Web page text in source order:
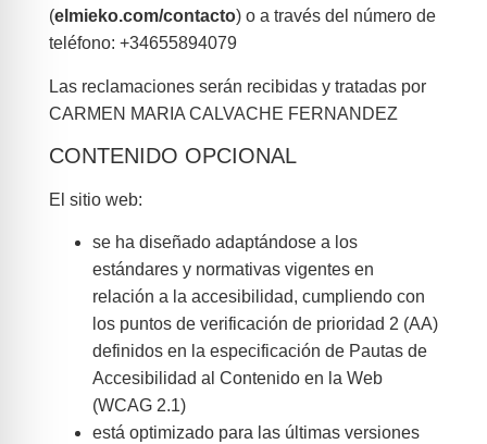
(elmieko.com/contacto) o a través del número de
teléfono: +34655894079
Las reclamaciones serán recibidas y tratadas por
CARMEN MARIA CALVACHE FERNANDEZ
CONTENIDO OPCIONAL
El sitio web:
se ha diseñado adaptándose a los
estándares y normativas vigentes en
relación a la accesibilidad, cumpliendo con
los puntos de verificación de prioridad 2 (AA)
definidos en la especificación de Pautas de
Accesibilidad al Contenido en la Web
(WCAG 2.1)
está optimizado para las últimas versiones